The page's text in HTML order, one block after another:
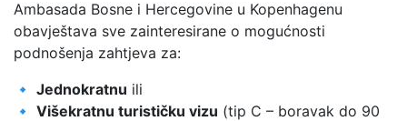
Ambasada Bosne i Hercegovine u Kopenhagenu
obavještava sve zainteresirane o mogućnosti
podnošenja zahtjeva za:
🔹 Jednokratnu ili
🔹 Višekratnu turističku vizu (tip C – boravak do 90